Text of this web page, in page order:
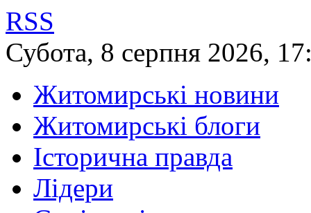
RSS
Субота, 8 серпня 2026,
Житомирські новини
Житомирські блоги
Історична правда
Лідери